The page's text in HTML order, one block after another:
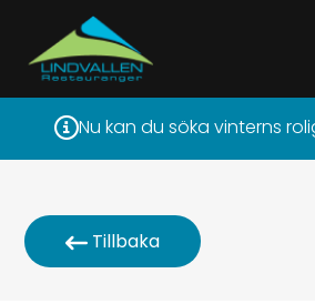
Nu kan du söka vinterns
Tillbaka